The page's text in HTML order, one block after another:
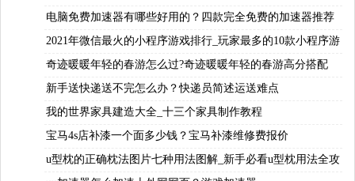
电脑免费加速器有哪些好用的？四款完全免费的加速器推荐
2021年微信最火的小程序游戏排行_玩家最多的10款小程序游
戏
奇迹暖暖年轻的春游怎么过?奇迹暖暖年轻的春游高分搭配
新手送快递送不完怎么办？快递员简述运送难点
我的世界家具建造大全_十三个家具制作教程
宝马4s店补漆一个面多少钱？宝马补漆维修费报价
u型枕的正确枕法图片七种用法图解_新手必看u型枕用法全攻
略